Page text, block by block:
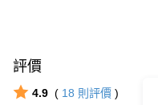
評價
4.9 ( 18 則評價 )